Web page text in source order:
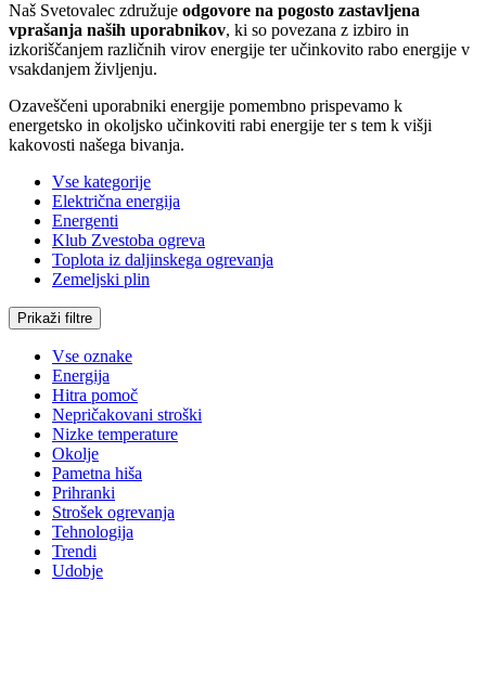
Naš Svetovalec združuje odgovore na pogosto zastavljena
vprašanja naših uporabnikov, ki so povezana z izbiro in
izkoriščanjem različnih virov energije ter učinkovito rabo energije v
vsakdanjem življenju.
Ozaveščeni uporabniki energije pomembno prispevamo k
energetsko in okoljsko učinkoviti rabi energije ter s tem k višji
kakovosti našega bivanja.
Vse kategorije
Električna energija
Energenti
Klub Zvestoba ogreva
Toplota iz daljinskega ogrevanja
Zemeljski plin
Prikaži filtre
Vse oznake
Energija
Hitra pomoč
Nepričakovani stroški
Nizke temperature
Okolje
Pametna hiša
Prihranki
Strošek ogrevanja
Tehnologija
Trendi
Udobje